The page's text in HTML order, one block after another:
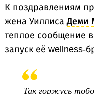
К поздравлениям
жена УиллисаДеми
теплое сообщение
запуск её wellness-
Так горжусь